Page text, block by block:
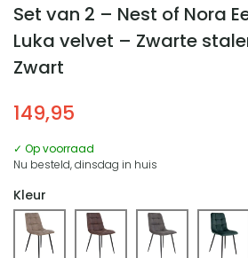
Set van 2 – Nest of Nora
Luka velvet – Zwarte
Zwart
149,95
✓ Op voorraad
Nu besteld, dinsdag in huis
Kleur